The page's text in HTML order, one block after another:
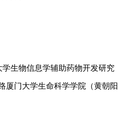
学生物信息学辅助药物开发研究
厦门大学生命科学学院（黄朝阳